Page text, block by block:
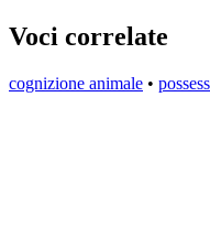
Voci correlate
cognizione animale •